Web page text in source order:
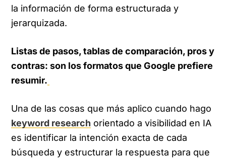
la información de forma estructurada y
jerarquizada.
Listas de pasos, tablas de comparación, pros y
contras: son los formatos que Google prefiere
resumir.
Una de las cosas que más aplico cuando hago
keyword research orientado a visibilidad en IA
es identificar la intención exacta de cada
búsqueda y estructurar la respuesta para que